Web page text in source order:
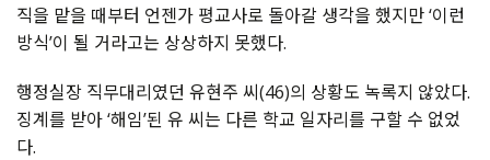
직을 맡을 때부터 언젠가 평교사로 돌아갈 생각을 했지만 ‘이런
방식’이 될 거라고는 상상하지 못했다.
행정실장 직무대리였던 유현주 씨(46)의 상황도 녹록지 않았다.
징계를 받아 ‘해임’된 유 씨는 다른 학교 일자리를 구할 수 없었
다.